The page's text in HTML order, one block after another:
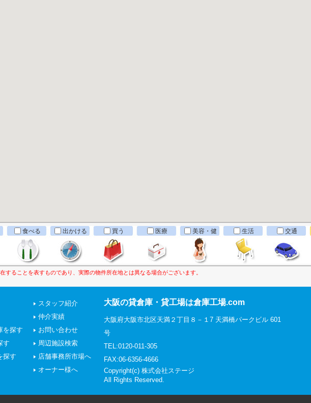
食べる 出かける 買う 医療
美容・健
康
生活 交通
ることを表すものであり、実際の物件所在地とは異なる場合がございます。
を探す
す
探す
スタッフ紹介
仲介実績
お問い合わせ
周辺施設検索
店舗事務所市場へ
オーナー様へ
大阪の貸倉庫・貸工場は倉庫工場.com
大阪府大阪市北区天満２丁目８－１7 天満橋パークビル 601
号
TEL:0120-011-305
FAX:06-6356-4666
Copyright(c) 株式会社ステージ
All Rights Reserved.